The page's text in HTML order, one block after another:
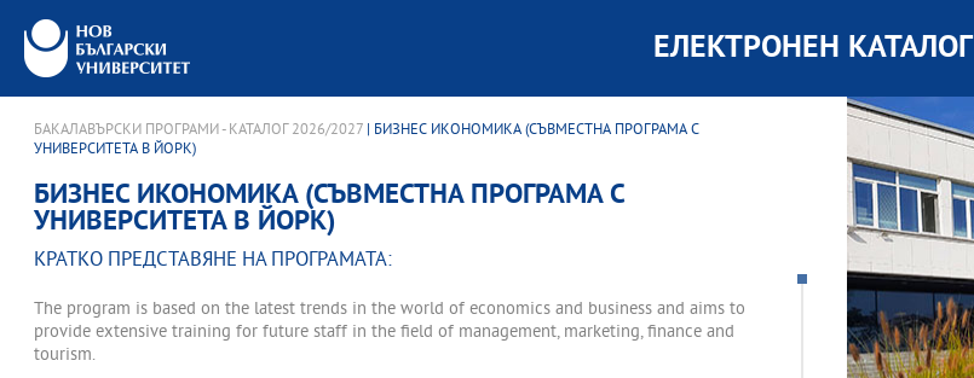
ЕЛЕКТРОНЕН КАТАЛОГ
БАКАЛАВЪРСКИ ПРОГРАМИ - КАТАЛОГ 2026/2027 | БИЗНЕС ИКОНОМИКА (СЪВМЕСТНА ПРОГРАМА С
УНИВЕРСИТЕТА В ЙОРК)
БИЗНЕС ИКОНОМИКА (СЪВМЕСТНА ПРОГРАМА С
УНИВЕРСИТЕТА В ЙОРК)
КРАТКО ПРЕДСТАВЯНЕ НА ПРОГРАМАТА:
The program is based on the latest trends in the world of economics and business and aims to
provide extensive training for future staff in the field of management, marketing, finance and
tourism.